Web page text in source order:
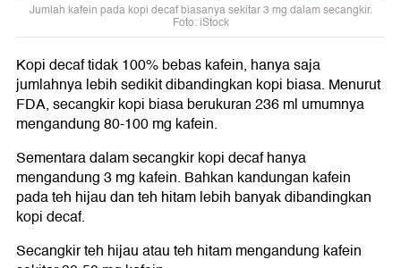
Jumlah kafein pada kopi decaf biasanya sekitar 3 mg dalam secangkir.
Foto: iStock
Kopi decaf tidak 100% bebas kafein, hanya saja
jumlahnya lebih sedikit dibandingkan kopi biasa. Menurut
FDA, secangkir kopi biasa berukuran 236 ml umumnya
mengandung 80-100 mg kafein.
Sementara dalam secangkir kopi decaf hanya
mengandung 3 mg kafein. Bahkan kandungan kafein
pada teh hijau dan teh hitam lebih banyak dibandingkan
kopi decaf.
Secangkir teh hijau atau teh hitam mengandung kafein